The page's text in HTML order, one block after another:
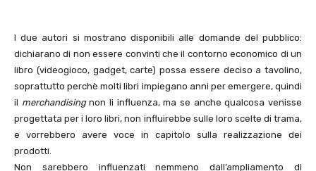
I due autori si mostrano disponibili alle domande del pubblico:
dichiarano di non essere convinti che il contorno economico di un
libro (videogioco, gadget, carte) possa essere deciso a tavolino,
soprattutto perchè molti libri impiegano anni per emergere, quindi
il merchandisingnon li influenza, ma se anche qualcosa venisse
progettata per i loro libri, non influirebbe sulle loro scelte di trama,
e vorrebbero avere voce in capitolo sulla realizzazione dei
prodotti.
Non sarebbero influenzati nemmeno dall’ampliamento di